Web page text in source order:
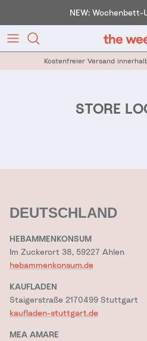
NEW: Wochenbett-
Kostenfreier Versand
STORE
DEUTSCHLAND
HEBAMMENKONSUM
Im Zuckerort 38, 59227 Ahlen
hebammenkonsum.de
KAUFLADEN
Staigerstraße 2170499 Stuttgart
kaufladen-stuttgart.de
MEA AMARE